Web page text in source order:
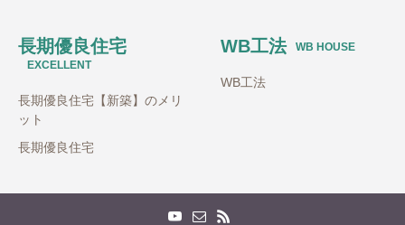
長期優良住宅
EXCELLENT
長期優良住宅【新築】のメリ
ット
長期優良住宅
WB工法 WB HOUSE
WB工法